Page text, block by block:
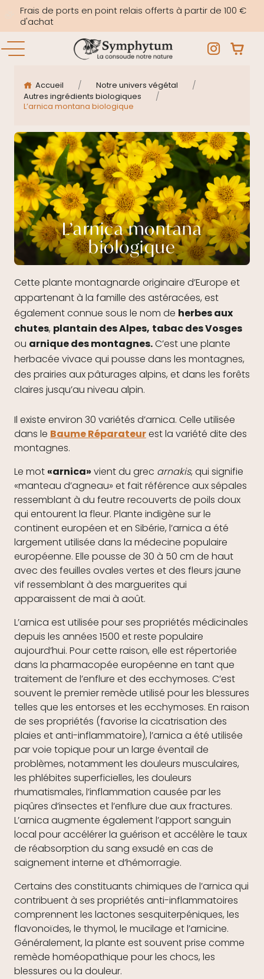
Frais de ports en point relais offerts à partir de 100 €
d'achat
Accueil / Notre univers végétal /
Autres ingrédients biologiques /
L’arnica montana biologique
L’arnica montana
biologique
Cette plante montagnarde originaire d’Europe et
appartenant à la famille des astéracées, est
également connue sous le nom de herbes aux
chutes, plantain des Alpes, tabac des Vosges
ou arnique des montagnes.C’est une plante
herbacée vivace qui pousse dans les montagnes,
des prairies aux pâturages alpins, et dans les forêts
claires jusqu’au niveau alpin.
Il existe environ 30 variétés d’arnica. Celle utilisée
dans le Baume Réparateurest la variété dite des
montagnes.
Le mot «arnica» vient du grec arnakis, qui signifie
«manteau d’agneau» et fait référence aux sépales
ressemblant à du feutre recouverts de poils doux
qui entourent la fleur. Plante indigène sur le
continent européen et en Sibérie, l’arnica a été
largement utilisée dans la médecine populaire
européenne. Elle pousse de 30 à 50 cm de haut
avec des feuilles ovales vertes et des fleurs jaune
vif ressemblant à des marguerites qui
apparaissent de mai à août.
L’arnica est utilisée pour ses propriétés médicinales
depuis les années 1500 et reste populaire
aujourd’hui. Pour cette raison, elle est répertoriée
dans la pharmacopée européenne en tant que
traitement de l’enflure et des ecchymoses. C’est
souvent le premier remède utilisé pour les blessures
telles que les entorses et les ecchymoses. En raison
de ses propriétés (favorise la cicatrisation des
plaies et anti-inflammatoire), l’arnica a été utilisée
par voie topique pour un large éventail de
problèmes, notamment les douleurs musculaires,
les phlébites superficielles, les douleurs
rhumatismales, l’inflammation causée par les
piqûres d’insectes et l’enflure due aux fractures.
L’arnica augmente également l’apport sanguin
local pour accélérer la guérison et accélère le taux
de réabsorption du sang exsudé en cas de
saignement interne et d’hémorragie.
Certains des constituants chimiques de l’arnica qui
contribuent à ses propriétés anti-inflammatoires
comprennent les lactones sesquiterpéniques, les
flavonoïdes, le thymol, le mucilage et l’arnicine.
Généralement, la plante est souvent prise comme
remède homéopathique pour les chocs, les
blessures ou la douleur.